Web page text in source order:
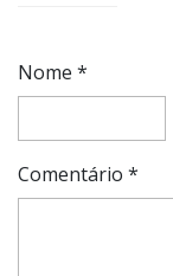
Nome *
Comentário *